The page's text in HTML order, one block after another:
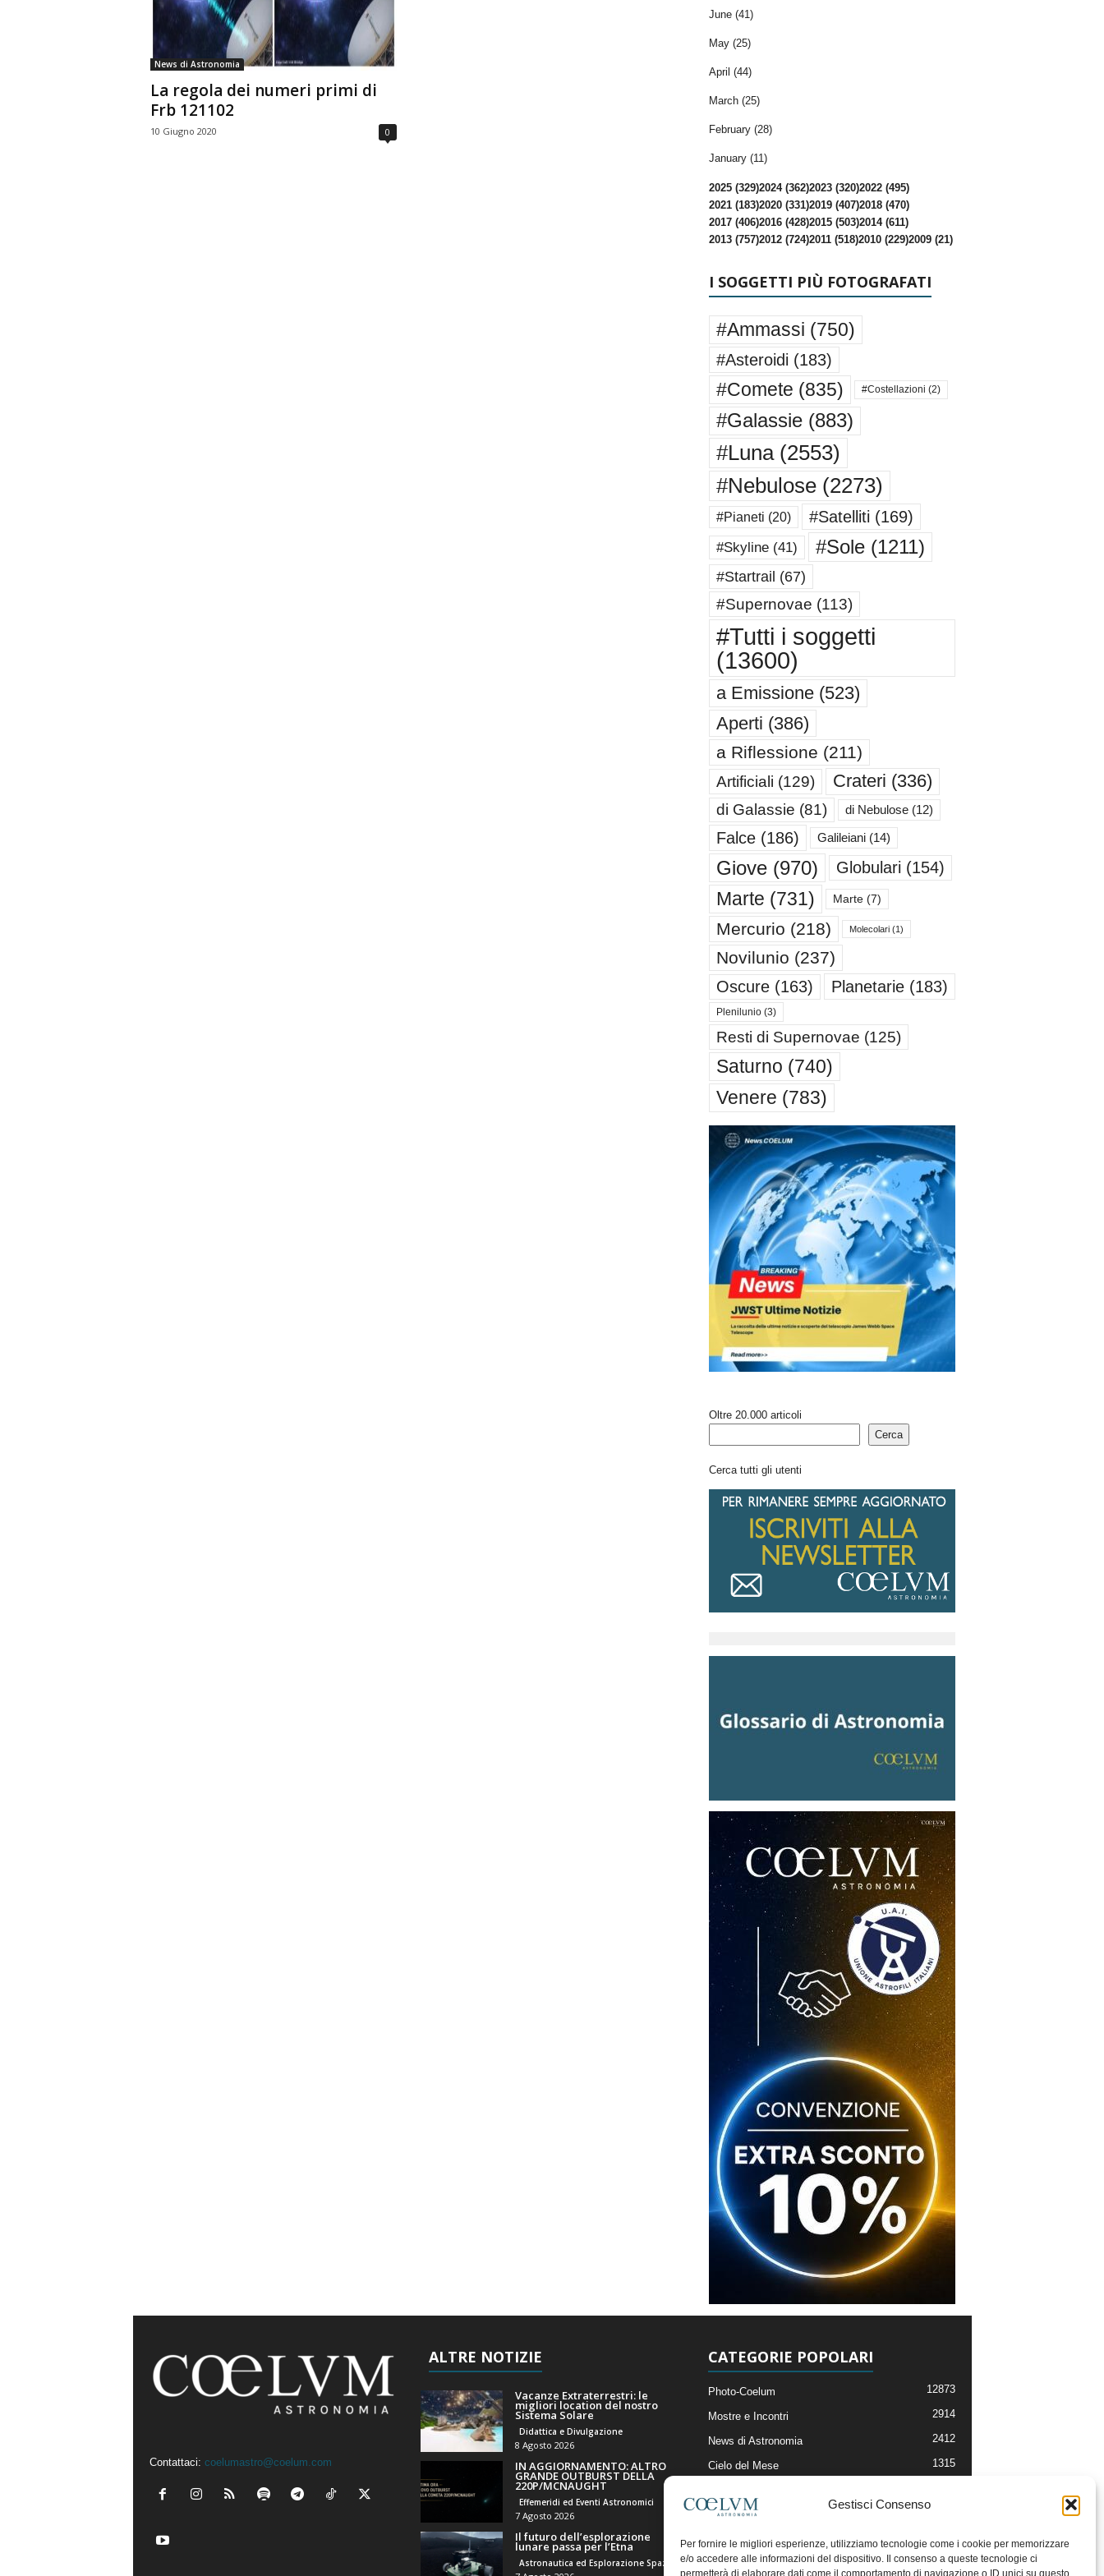
Gestisci Consenso
Per fornire le migliori esperienze, utilizziamo tecnologie come i cookie per memorizzare
e/o accedere alle informazioni del dispositivo. Il consenso a queste tecnologie ci
permetterà di elaborare dati come il comportamento di navigazione o ID unici su questo
i
a
News di Astronomia
La regola dei numeri primi di
Frb 121102
10 Giugno 2020 0
June (41)
May (25)
April (44)
March (25)
February (28)
January (11)
2025 (329)2024 (362)2023 (320)2022 (495)
2021 (183)2020 (331)2019 (407)2018 (470)
2017 (406)2016 (428)2015 (503)2014 (611)
2013 (757)2012 (724)2011 (518)2010 (229)2009 (21)
I SOGGETTI PIÙ FOTOGRAFATI
#Ammassi (750)
#Asteroidi (183)
#Comete (835) #Costellazioni (2)
#Galassie(883)
#Luna(2553)
#Nebulose(2273)
#Pianeti (20) #Satelliti (169)
#Skyline(41) #Sole(1211)
#Startrail (67)
#Supernovae (113)
#Tutti i soggetti
(13600)
a Emissione(523)
Aperti (386)
a Riflessione (211)
Artificiali (129) Crateri (336)
di Galassie (81) di Nebulose(12)
Falce(186) Galileiani(14)
Giove(970) Globulari (154)
Marte (731) Marte(7)
Mercurio (218) Molecolari(1)
Novilunio (237)
Oscure(163) Planetarie(183)
Plenilunio(3)
Resti di Supernovae (125)
Saturno (740)
Venere (783)
Oltre 20.000 articoli
Cerca
Cerca tutti gli utenti
Contattaci: coelumastro@coelum.com
ALTRE NOTIZIE
Vacanze Extraterrestri: le
migliori location del nostro
Sistema Solare
Didattica e Divulgazione
8 Agosto 2026
IN AGGIORNAMENTO: ALTRO
GRANDE OUTBURST DELLA
220P/MCNAUGHT
Effemeridi ed Eventi Astronomici
7 Agosto 2026
Il futuro dell’esplorazione
lunare passa per l’Etna
CATEGORIE POPOLARI
Photo-Coelum 12873
Mostre e Incontri 2914
News di Astronomia 2412
Cielo del Mese 1315
Articoli e Risorse On-Line
Il Blog della Redazione